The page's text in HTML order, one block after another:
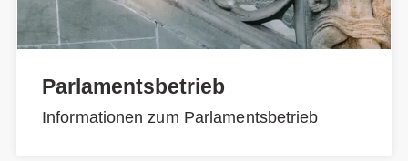
Parlamentsbetrieb
Informationen zum Parlamentsbetrieb